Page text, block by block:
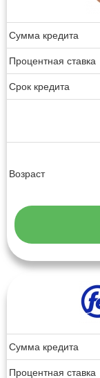
Сумма кредита
Процентная ставка
Срок кредита
Возраст
Сумма кредита
Процентная ставка